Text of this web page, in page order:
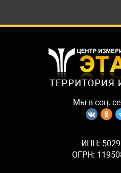
Мы в соц.
ИНН:
ОГРН: